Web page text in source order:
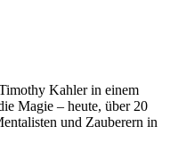
Kahler in einem
Magie – heute, über 20
und Zauberern in